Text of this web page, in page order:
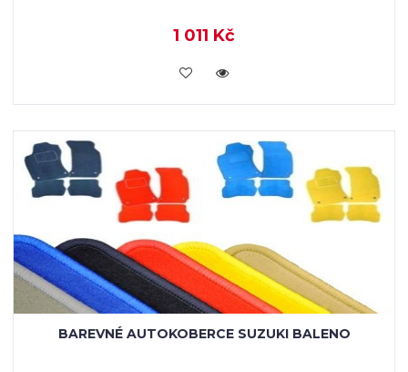
1 011 Kč
KOUPIT
BAREVNÉ AUTOKOBERCE SUZUKI BALENO